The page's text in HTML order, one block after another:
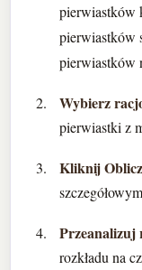
pierwiastków
pierwiastków
pierwiastków
Wybierz
pierwiastki z
Kliknij
Przeanalizuj
rozkładu na